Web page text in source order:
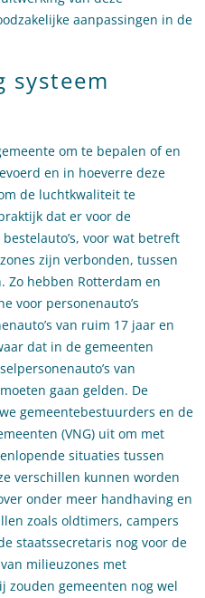
aanpassingen in de
systeem
om te bepalen of en
en in hoeverre deze
de luchtkwaliteit te
dat er voor de
bestelauto’s, voor wat betreft
zijn verbonden, tussen
Zo hebben Rotterdam en
voor personenauto’s
van ruim 17 jaar en
dat in de gemeenten
van
gaan gelden. De
gemeentebestuurders en de
(VNG) uit om met
situaties tussen
verschillen kunnen worden
onder meer handhaving en
zoals oldtimers, campers
staatssecretaris nog voor de
milieuzones met
zouden gemeenten nog wel